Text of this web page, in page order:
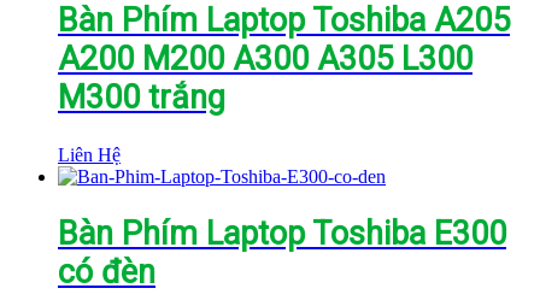
Bàn Phím Laptop Toshiba A205
A200 M200 A300 A305 L300
M300 trắng
Liên Hệ
Bàn Phím Laptop Toshiba E300
có đèn